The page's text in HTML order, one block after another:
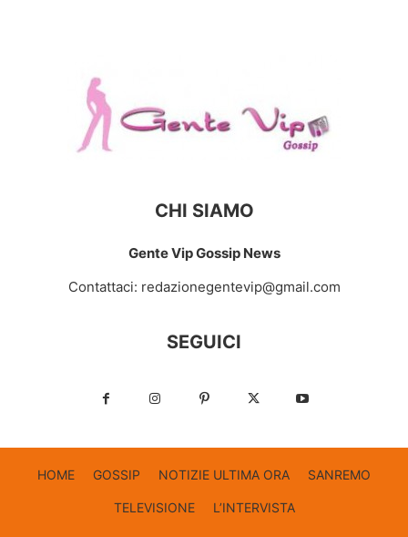
CHI SIAMO
Gente Vip Gossip News
Contattaci: redazionegentevip@gmail.com
SEGUICI
HOME GOSSIP NOTIZIE ULTIMA ORA SANREMO
TELEVISIONE L’INTERVISTA